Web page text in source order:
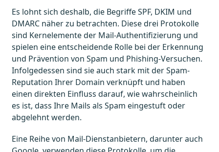
Es lohnt sich deshalb, die Begriffe SPF, DKIM und
DMARC näher zu betrachten. Diese drei Protokolle
sind Kernelemente der Mail-Authentifizierung und
spielen eine entscheidende Rolle bei der Erkennung
und Prävention von Spam und Phishing-Versuchen.
Infolgedessen sind sie auch stark mit der Spam-
Reputation Ihrer Domain verknüpft und haben
einen direkten Einfluss darauf, wie wahrscheinlich
es ist, dass Ihre Mails als Spam eingestuft oder
abgelehnt werden.
Eine Reihe von Mail-Dienstanbietern, darunter auch